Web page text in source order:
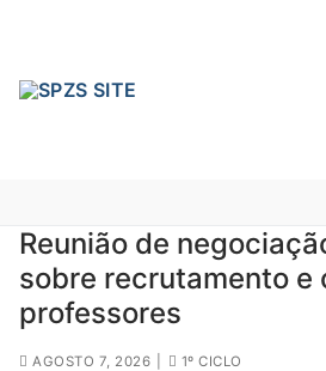
FENPROF CGTP-IN FRENTE COMUM
Reunião de
sobre recrutamento e
professores
AGOSTO 7, 2026 1º CICLO